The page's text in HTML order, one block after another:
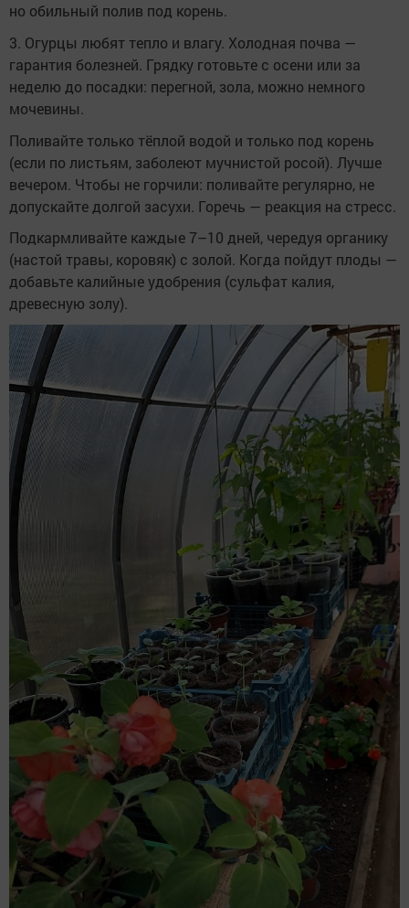
но обильный полив под корень.
3. Огурцы любят тепло и влагу. Холодная почва —
гарантия болезней. Грядку готовьте с осени или за
неделю до посадки: перегной, зола, можно немного
мочевины.
Поливайте только тёплой водой и только под корень
(если по листьям, заболеют мучнистой росой). Лучше
вечером. Чтобы не горчили: поливайте регулярно, не
допускайте долгой засухи. Горечь — реакция на стресс.
Подкармливайте каждые 7–10 дней, чередуя органику
(настой травы, коровяк) с золой. Когда пойдут плоды —
добавьте калийные удобрения (сульфат калия,
древесную золу).